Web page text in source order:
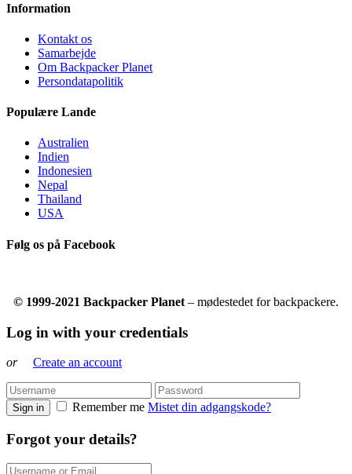
Information
Kontakt os
Samarbejde
Om Backpacker Planet
Persondatapolitik
Populære Lande
Australien
Indien
Indonesien
Nepal
Thailand
USA
Følg os på Facebook
© 1999-2021 Backpacker Planet – mødestedet for backpackere.
Log in with your credentials
or Create an account
Sign in Remember me Mistet din adgangskode?
Forgot your details?